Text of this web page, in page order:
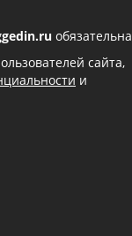
обязательна
сайта,
и